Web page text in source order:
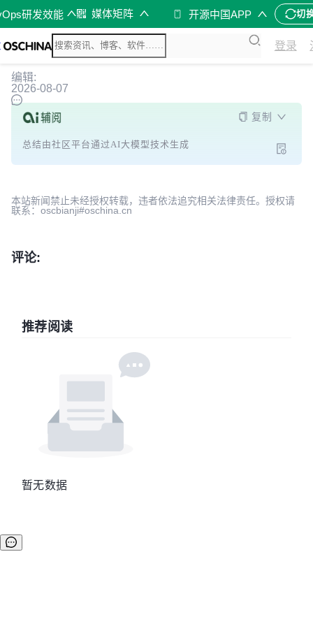
研发效能 媒体矩阵 开源中国APP 切
登录
编辑:
2026-08-07
复制
总结由社区平台通过AI大模型技术生成
本站新闻禁止未经授权转载，违者依法追究相关法律责任。授权请
联系：oscbianji#oschina.cn
评论:
推荐阅读
暂无数据